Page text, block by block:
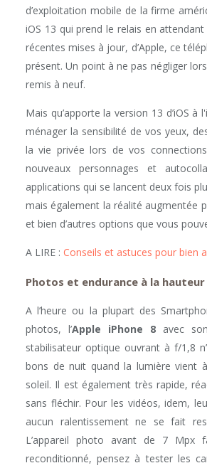
d’exploitation mobile de la firme
iOS 13 qui prend le relais en attendant
récentes mises à jour, d’Apple, ce
présent. Un point à ne pas négliger
remis à neuf.
Mais qu’apporte la version 13 d’iOS
ménager la sensibilité de vos yeux,
la vie privée lors de vos
nouveaux personnages et
applications qui se lancent deux fois
mais également la réalité augmentée
et bien d’autres options que vous
A LIRE : Conseils et astuces pour bien
Photos et endurance à la hauteur
A l’heure ou la plupart des
photos, l’Apple iPhone 8avec
stabilisateur optique ouvrant à f/1,8
bons de nuit quand la lumière vient
soleil. Il est également très rapide,
sans fléchir. Pour les vidéos, idem,
aucun ralentissement ne se fait
L’appareil photo avant de 7 Mpx
reconditionné, pensez à tester les